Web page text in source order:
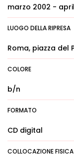
marzo 2002 -
LUOGO DELLA RIPRESA
Roma, piazza del
COLORE
b/n
FORMATO
CD digital
COLLOCAZIONE FISICA